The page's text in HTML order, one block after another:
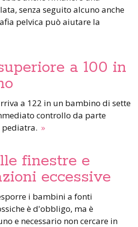
senza seguito alcuno anche
pelvica può aiutare la
a 100 in
a 122 in un bambino di sette
controllo da parte
»
finestre e
eccessive
i bambini a fonti
è d'obbligo, ma è
e necessario non cercare in